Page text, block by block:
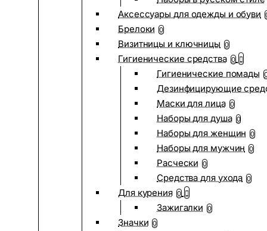
Аксессуары для одежды и обуви
Брелоки 0
Визитницы и ключницы 0
Гигиенические средства 0
Гигиенические помады
Дезинфицирующие
Маски для лица 0
Наборы для душа 0
Наборы для женщин 0
Наборы для мужчин 0
Расчески 0
Средства для ухода 0
Для курения 0
Зажигалки 0
Значки 0